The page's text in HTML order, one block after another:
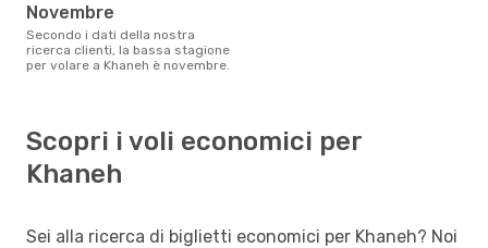
novembre
Secondo i dati della nostra
ricerca clienti, la bassa stagione
per volare a Khaneh è novembre.
Scopri i voli economici per
Khaneh
Sei alla ricerca di biglietti economici per Khaneh? Noi